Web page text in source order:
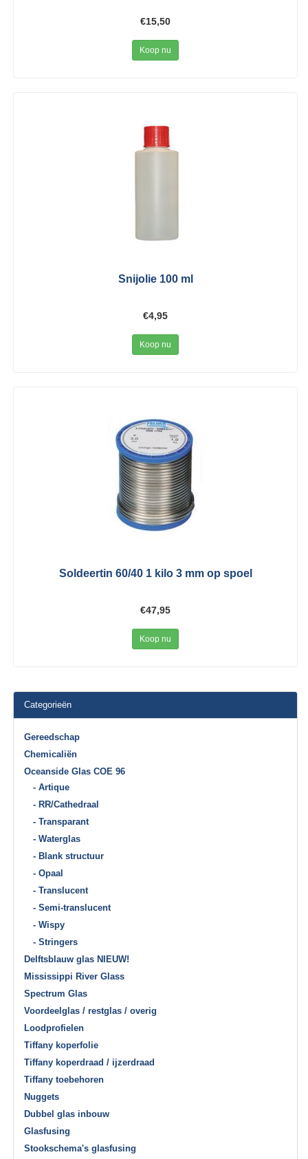
€15,50
Koop nu
Snijolie 100 ml
€4,95
Koop nu
Soldeertin 60/40 1 kilo 3 mm op spoel
€47,95
Koop nu
Categorieën
Gereedschap
Chemicaliën
Oceanside Glas COE 96
- Artique
- RR/Cathedraal
- Transparant
- Waterglas
- Blank structuur
- Opaal
- Translucent
- Semi-translucent
- Wispy
- Stringers
Delftsblauw glas NIEUW!
Mississippi River Glass
Spectrum Glas
Voordeelglas / restglas / overig
Loodprofielen
Tiffany koperfolie
Tiffany koperdraad / ijzerdraad
Tiffany toebehoren
Nuggets
Dubbel glas inbouw
Glasfusing
Stookschema's glasfusing